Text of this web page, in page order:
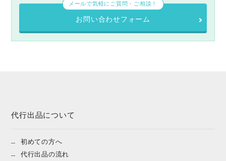
メールで気軽にご質問・ご相談！
お問い合わせフォーム
代行出品について
初めての方へ
代行出品の流れ